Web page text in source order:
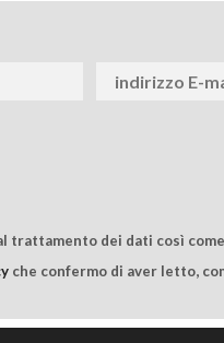
trattamento dei dati così
che confermo di aver letto,